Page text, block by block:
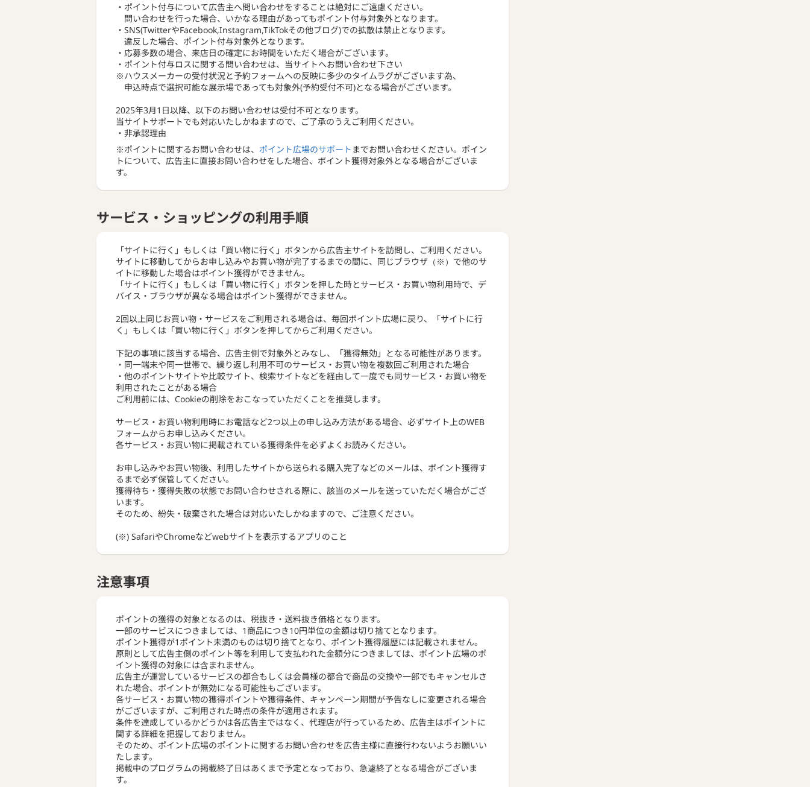
イメージが膨らみやすくなります。
・ポイント付与について広告主へ問い合わせをすることは絶対にご遠慮ください。
問い合わせを行った場合、いかなる理由があってもポイント付与対象外となります。
・SNS(TwitterやFacebook,Instagram,TikTokその他ブログ)での拡散は禁止となります。
違反した場合、ポイント付与対象外となります。
・応募多数の場合、来店日の確定にお時間をいただく場合がございます。
・ポイント付与ロスに関する問い合わせは、当サイトへお問い合わせ下さい
※ハウスメーカーの受付状況と予約フォームへの反映に多少のタイムラグがございます為、
申込時点で選択可能な展示場であっても対象外(予約受付不可)となる場合がございます。
2025年3月1日以降、以下のお問い合わせは受付不可となります。
当サイトサポートでも対応いたしかねますので、ご了承のうえご利用ください。
・非承認理由
※ポイントに関するお問い合わせは、 ポイント広場のサポート までお問い合わせください。ポイン
トについて、広告主に直接お問い合わせをした場合、ポイント獲得対象外となる場合がございま
す。
サービス・ショッピングの利用手順
「サイトに行く」もしくは「買い物に行く」ボタンから広告主サイトを訪問し、ご利用ください。
サイトに移動してからお申し込みやお買い物が完了するまでの間に、同じブラウザ（※）で他のサ
イトに移動した場合はポイント獲得ができません。
「サイトに行く」もしくは「買い物に行く」ボタンを押した時とサービス・お買い物利用時で、デ
バイス・ブラウザが異なる場合はポイント獲得ができません。
2回以上同じお買い物・サービスをご利用される場合は、毎回ポイント広場に戻り、「サイトに行
く」もしくは「買い物に行く」ボタンを押してからご利用ください。
下記の事項に該当する場合、広告主側で対象外とみなし、「獲得無効」となる可能性があります。
・同一端末や同一世帯で、繰り返し利用不可のサービス・お買い物を複数回ご利用された場合
・他のポイントサイトや比較サイト、検索サイトなどを経由して一度でも同サービス・お買い物を
利用されたことがある場合
ご利用前には、Cookieの削除をおこなっていただくことを推奨します。
サービス・お買い物利用時にお電話など2つ以上の申し込み方法がある場合、必ずサイト上のWEB
フォームからお申し込みください。
各サービス・お買い物に掲載されている獲得条件を必ずよくお読みください。
お申し込みやお買い物後、利用したサイトから送られる購入完了などのメールは、ポイント獲得す
るまで必ず保管してください。
獲得待ち・獲得失敗の状態でお問い合わせされる際に、該当のメールを送っていただく場合がござ
います。
そのため、紛失・破棄された場合は対応いたしかねますので、ご注意ください。
(※) SafariやChromeなどwebサイトを表示するアプリのこと
注意事項
ポイントの獲得の対象となるのは、税抜き・送料抜き価格となります。
一部のサービスにつきましては、1商品につき10円単位の金額は切り捨てとなります。
ポイント獲得が1ポイント未満のものは切り捨てとなり、ポイント獲得履歴には記載されません。
原則として広告主側のポイント等を利用して支払われた金額分につきましては、ポイント広場のポ
イント獲得の対象には含まれません。
広告主が運営しているサービスの都合もしくは会員様の都合で商品の交換や一部でもキャンセルさ
れた場合、ポイントが無効になる可能性もございます。
各サービス・お買い物の獲得ポイントや獲得条件、キャンペーン期間が予告なしに変更される場合
がございますが、ご利用された時点の条件が適用されます。
条件を達成しているかどうかは各広告主ではなく、代理店が行っているため、広告主はポイントに
関する詳細を把握しておりません。
そのため、ポイント広場のポイントに関するお問い合わせを広告主様に直接行わないようお願いい
たします。
掲載中のプログラムの掲載終了日はあくまで予定となっており、急遽終了となる場合がございま
す。